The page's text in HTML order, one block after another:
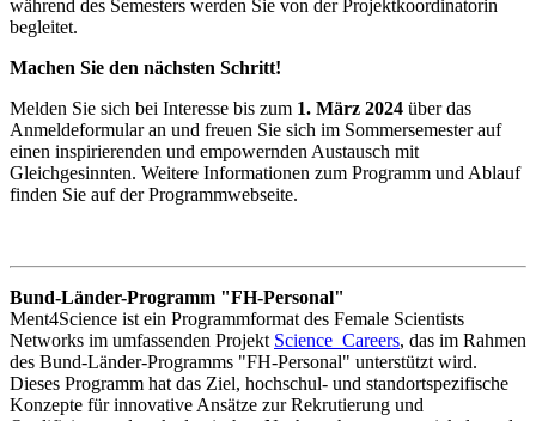
während des Semesters werden Sie von der Projektkoordinatorin
begleitet.
Machen Sie den nächsten Schritt!
Melden Sie sich bei Interesse bis zum 1. März 2024 über das
Anmeldeformular an und freuen Sie sich im Sommersemester auf
einen inspirierenden und empowernden Austausch mit
Gleichgesinnten. Weitere Informationen zum Programm und Ablauf
finden Sie auf der Programmwebseite.
Bund-Länder-Programm "FH-Personal"
Ment4Science ist ein Programmformat des Female Scientists
Networks im umfassenden Projekt Science_Careers, das im Rahmen
des Bund-Länder-Programms "FH-Personal" unterstützt wird.
Dieses Programm hat das Ziel, hochschul- und standortspezifische
Konzepte für innovative Ansätze zur Rekrutierung und